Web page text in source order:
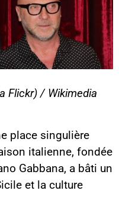
Flickr) / Wikimedia
place singulière
italienne, fondée
Gabbana, a bâti un
et la culture